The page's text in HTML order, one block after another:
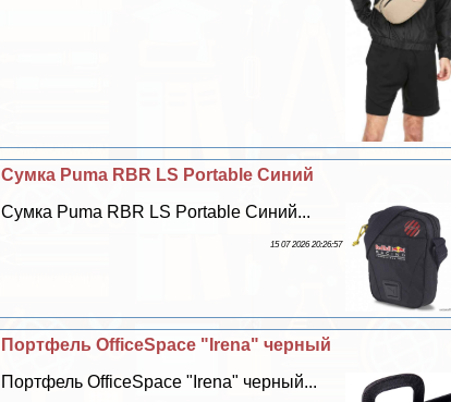
Сумка Puma RBR LS Portable Синий
Сумка Puma RBR LS Portable Синий...
15 07 2026 20:26:57
Портфель OfficeSpace "Irena" черный
Портфель OfficeSpace "Irena" черный...